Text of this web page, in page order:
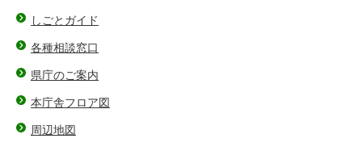
しごとガイド
各種相談窓口
県庁のご案内
本庁舎フロア図
周辺地図